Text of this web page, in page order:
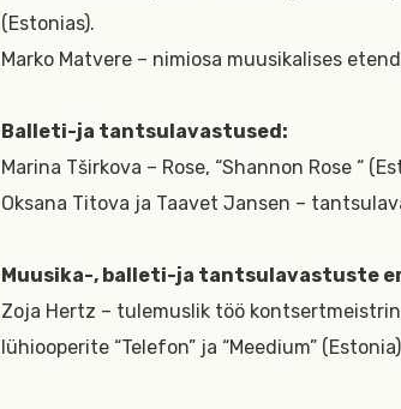
(Estonias).
Marko Matvere – nimiosa muusikalises
Balleti-ja tantsulavastused:
Marina Tširkova – Rose, “Shannon Rose “
Oksana Titova ja Taavet Jansen –
Muusika-, balleti-ja tantsulavastuste
Zoja Hertz – tulemuslik töö
lühiooperite “Telefon” ja “Meedium”